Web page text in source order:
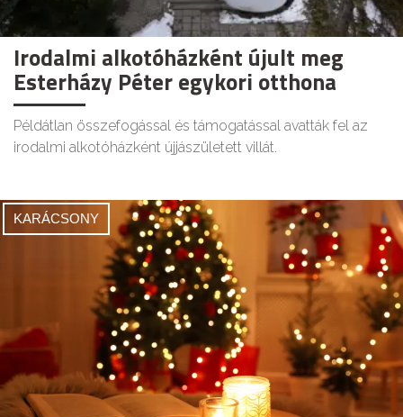
Irodalmi alkotóházként újult meg
Esterházy Péter egykori otthona
Példátlan összefogással és támogatással avatták fel az
irodalmi alkotóházként újjászületett villát.
KARÁCSONY